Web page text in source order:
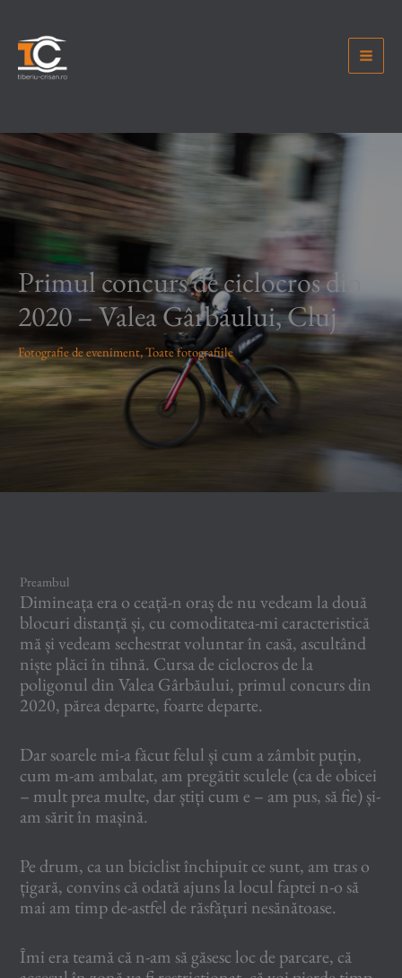
content
Primul concurs de ciclocros din
2020 – Valea Gârbăului, Cluj
Fotografie de eveniment,Toate fotografiile
Preambul
Dimineața era o ceață-n oraș de nu vedeam la două
blocuri distanță și, cu comoditatea-mi caracteristică
mă și vedeam sechestrat voluntar în casă, ascultând
niște plăci în tihnă. Cursa de ciclocros de la
poligonul din Valea Gârbăului, primul concurs din
2020, părea departe, foarte departe.
Dar soarele mi-a făcut felul și cum a zâmbit puțin,
cum m-am ambalat, am pregătit sculele (ca de obicei
– mult prea multe, dar știți cum e – am pus, să fie) și-
am sărit în mașină.
Pe drum, ca un biciclist închipuit ce sunt, am tras o
țigară, convins că odată ajuns la locul faptei n-o să
mai am timp de-astfel de răsfățuri nesănătoase.
Îmi era teamă că n-am să găsesc loc de parcare, că